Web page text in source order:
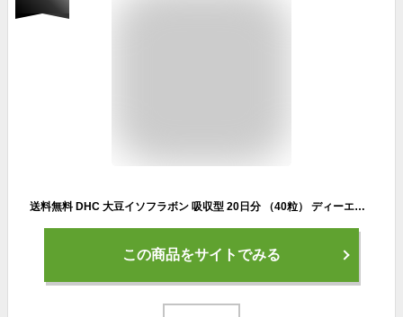
送料無料 DHC 大豆イソフラボン 吸収型 20日分 （40粒） ディーエイチシー サプリメント ラクトビオン酸 ホップエキス アマニ抽出物 ステアリン酸Ca シクロデキストリン セラック 葉酸 ビタミンD3 健康食品 ビューティー 食事で不足 リズム 粒タイプ 飲みやすい 効率 日本製
この商品をサイトでみる